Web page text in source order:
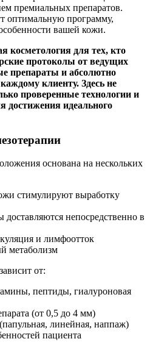
премиальных препаратов.
оптимальную программу,
вашей кожи.
косметология для тех, кто
протоколы от ведущих
препараты и абсолютно
клиенту. Здесь не
проверенные технологии и
достижения идеального
основана на нескольких
стимулируют выработку
непосредственно в
и лимфоотток
метаболизм
от:
пептиды, гиалуроновая
(от 0,5 до 4 мм)
линейная, наппаж)
пациента